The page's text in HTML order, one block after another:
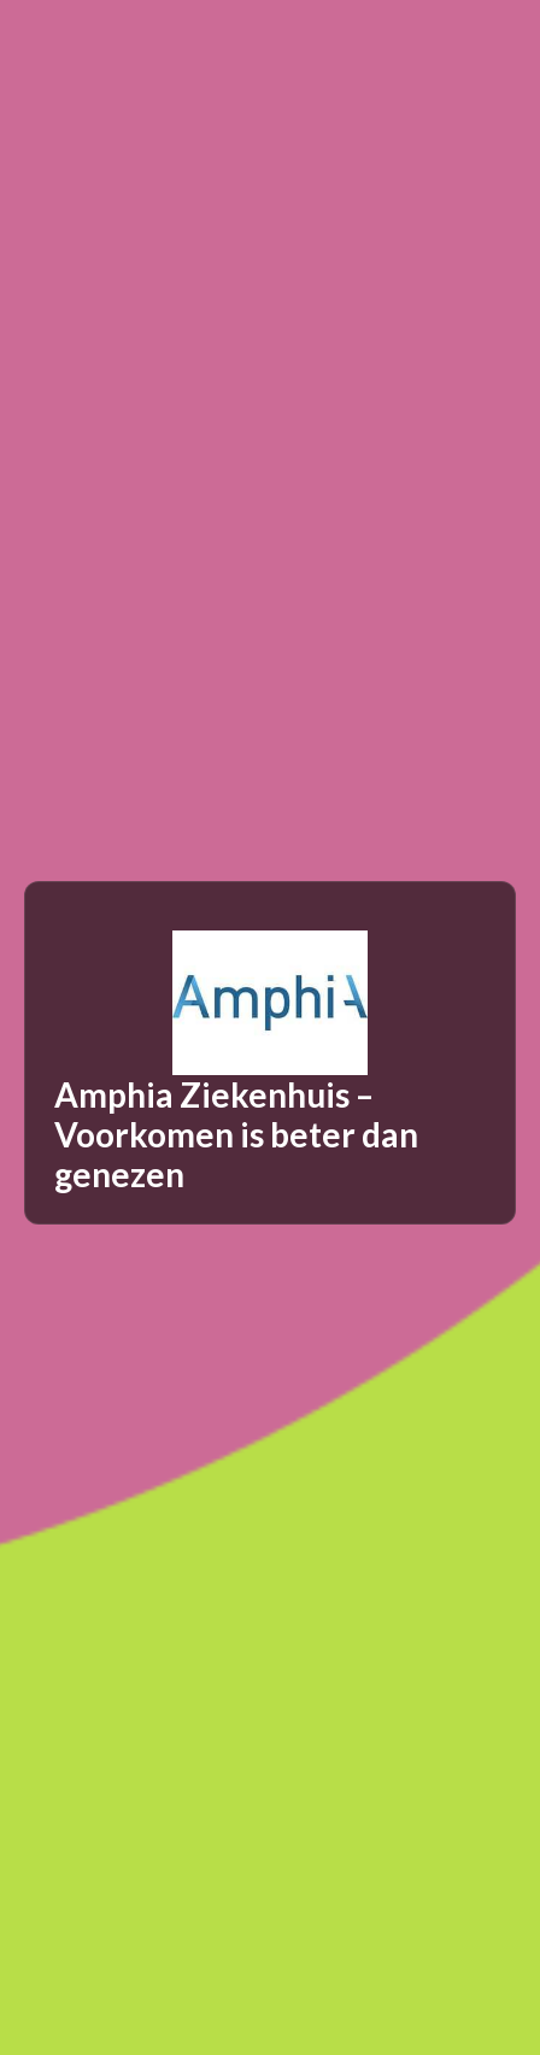
Amphia Ziekenhuis –
Voorkomen is beter dan
genezen